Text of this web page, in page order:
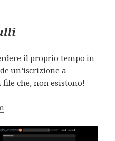
il proprio tempo in
un’iscrizione a
file che, non esistono!